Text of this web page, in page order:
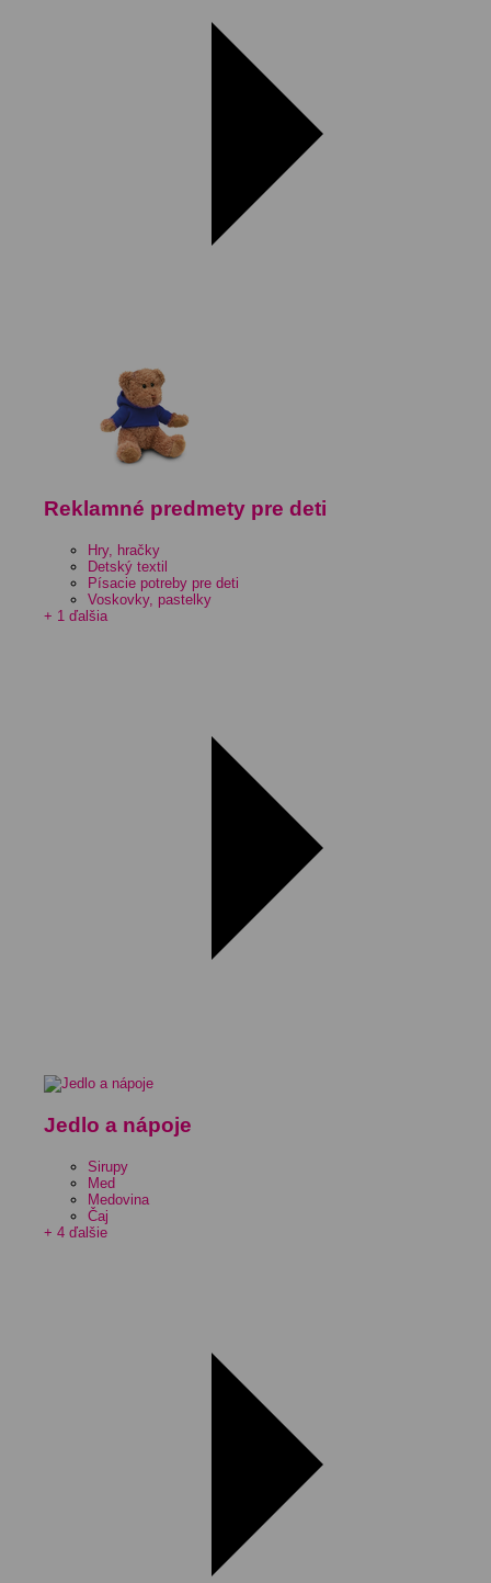
Reklamné predmety pre deti
Hry, hračky
Detský textil
Písacie potreby pre deti
Voskovky, pastelky
+ 1 ďalšia
Jedlo a nápoje
Sirupy
Med
Medovina
Čaj
+ 4 ďalšie